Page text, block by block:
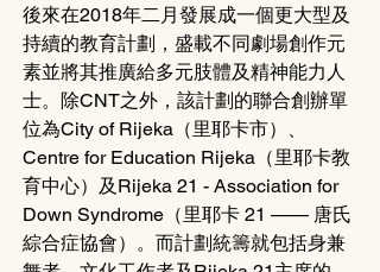
後來在2018年二月發展成一個更大型及
持續的教育計劃，盛載不同劇場創作元
素並將其推廣給多元肢體及精神能力人
士。除CNT之外，該計劃的聯合創辦單
位為City of Rijeka（里耶卡市）、
Centre for Education Rijeka（里耶卡教
育中心）及Rijeka 21 - Association for
Down Syndrome（里耶卡 21 —— 唐氏
綜合症協會）。而計劃統籌就包括身兼